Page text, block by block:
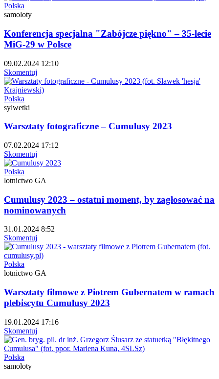
Polska
samoloty
Konferencja specjalna "Zabójcze piękno" – 35-lecie
MiG-29 w Polsce
09.02.2024 12:10
Skomentuj
Polska
sylwetki
Warsztaty fotograficzne – Cumulusy 2023
07.02.2024 17:12
Skomentuj
Polska
lotnictwo GA
Cumulusy 2023 – ostatni moment, by zagłosować na
nominowanych
31.01.2024 8:52
Skomentuj
Polska
lotnictwo GA
Warsztaty filmowe z Piotrem Gubernatem w ramach
plebiscytu Cumulusy 2023
19.01.2024 17:16
Skomentuj
Polska
samoloty